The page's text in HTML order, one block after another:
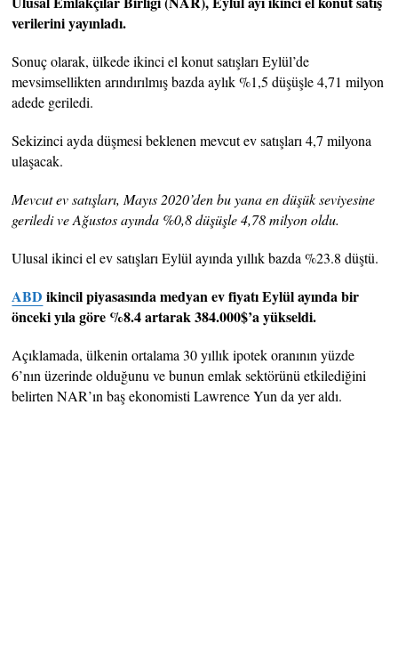
verilerini yayınladı.
Sonuç olarak, ülkede ikinci el konut satışları Eylül’de
mevsimsellikten arındırılmış bazda aylık %1,5 düşüşle 4,71 milyon
adede geriledi.
Sekizinci ayda düşmesi beklenen mevcut ev satışları 4,7 milyona
ulaşacak.
Mevcut ev satışları, Mayıs 2020’den bu yana en düşük seviyesine
geriledi ve Ağustos ayında %0,8 düşüşle 4,78 milyon oldu.
Ulusal ikinci el ev satışları Eylül ayında yıllık bazda %23.8 düştü.
ABD ikincil piyasasında medyan ev fiyatı Eylül ayında bir
önceki yıla göre %8.4 artarak 384.000$’a yükseldi.
Açıklamada, ülkenin ortalama 30 yıllık ipotek oranının yüzde
6’nın üzerinde olduğunu ve bunun emlak sektörünü etkilediğini
belirten NAR’ın baş ekonomisti Lawrence Yun da yer aldı.